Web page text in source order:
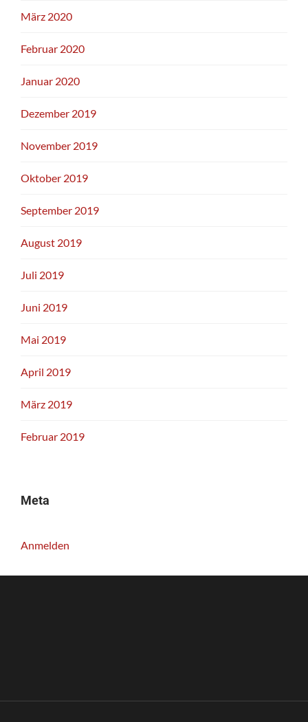
März 2020
Februar 2020
Januar 2020
Dezember 2019
November 2019
Oktober 2019
September 2019
August 2019
Juli 2019
Juni 2019
Mai 2019
April 2019
März 2019
Februar 2019
Meta
Anmelden